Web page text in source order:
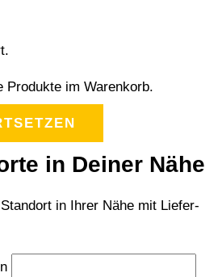
Produkte im Warenkorb.
in Deiner Nähe
in Ihrer Nähe mit Liefer-